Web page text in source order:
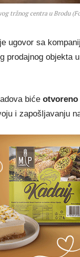
tržnog centra u Brodu
ugovor sa
prodajnog objekta
biće otvoreno
i zapošljavanju